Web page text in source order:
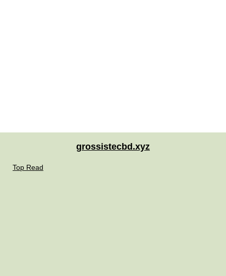
grossistecbd.xyz
Top Read